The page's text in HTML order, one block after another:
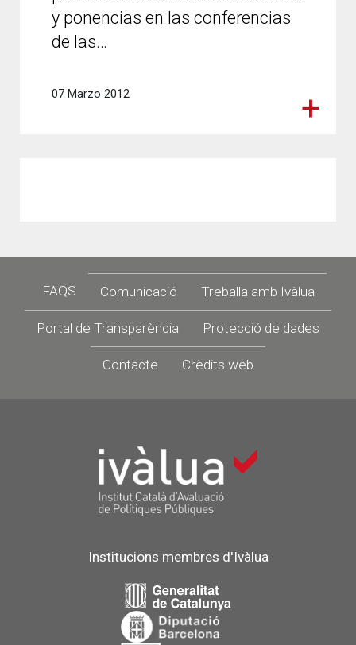
y ponencias en las conferencias
de las…
07 Marzo 2012
Footer
FAQS Comunicació Treballa amb Ivàlua
Portal de Transparència Protecció de dades
Contacte Crèdits web
Institucions membres d'Ivàlua